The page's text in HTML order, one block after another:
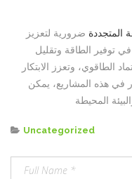
المتجددة ضرورية لتعزيز
في توفير الطاقة وتقليل
الطاقوي، وتعزز الابتكار
في هذه المشاريع، يمكن
Categories
Uncategorized